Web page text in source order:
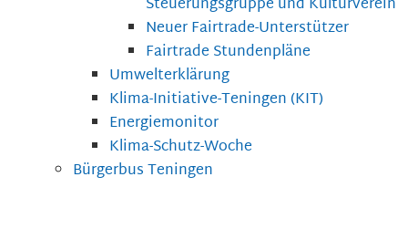
Neuer Fairtrade-Unterstützer
Fairtrade Stundenpläne
Umwelterklärung
Klima-Initiative-Teningen (KIT)
Energiemonitor
Klima-Schutz-Woche
Bürgerbus Teningen